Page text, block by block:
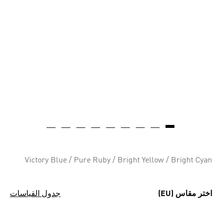
Victory Blue / Pure Ruby / Bright Yellow / Bright Cyan
اختر مقاس (EU) جدول القياسات